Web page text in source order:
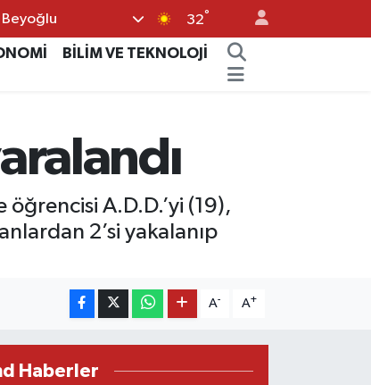
Beyoğlu 32°
BİLİM VE TEKNOLOJİ
öğrencisi A.D.D.’yi (19),
2’si yakalanıp
A- A+
Haberler